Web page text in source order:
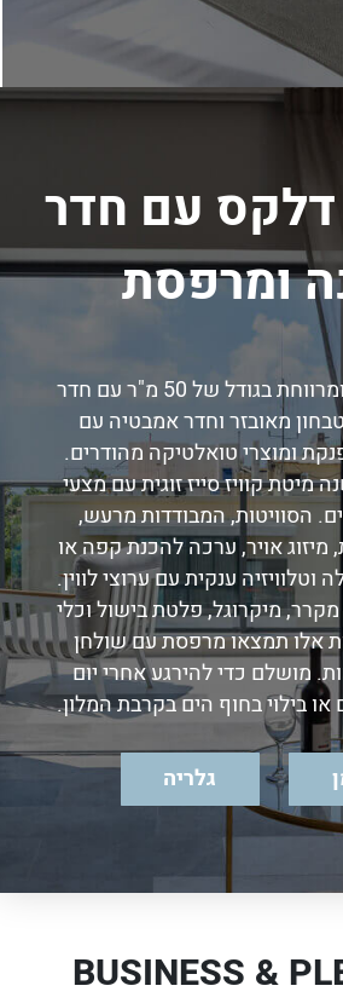
דלקס עם חדר
ומרפסת
סוויטה מעוצבת ומרווחת בגודל של 50 מ"ר עם חדר
מאובזר וחדר אמבטיה עם
ומוצרי טואלטיקה מהודרים.
מיטת קוויז סייז זוגית עם מצעי
הסוויטות, המבודדות מרעש,
מיזוג אויר, ערכה להכנת קפה או
וטלוויזיה ענקית עם ערוצי לווין.
מיקרוגל, פלטת בישול וכלי
אלו תמצאו מרפסת עם שולחן
מושלם כדי להירגע אחרי יום
או בילוי בחוף הים בקרבת המלון.
גלריה
BUSINESS &